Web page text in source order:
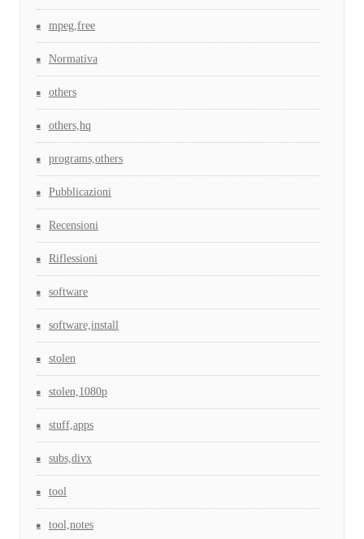
mpeg,free
Normativa
others
others,hq
programs,others
Pubblicazioni
Recensioni
Riflessioni
software
software,install
stolen
stolen,1080p
stuff,apps
subs,divx
tool
tool,notes